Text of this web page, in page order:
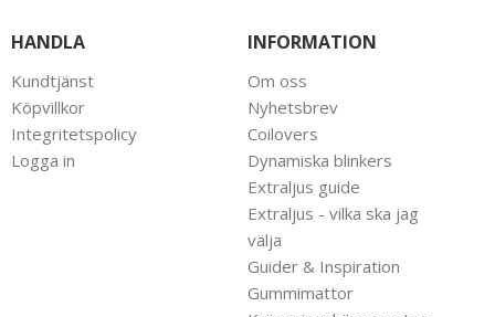
HANDLA
Kundtjänst
Köpvillkor
Integritetspolicy
Logga in
INFORMATION
Om oss
Nyhetsbrev
Coilovers
Dynamiska blinkers
Extraljus guide
Extraljus - vilka ska jag
välja
Guider & Inspiration
Gummimattor